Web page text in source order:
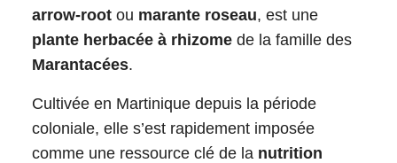
arrow-root ou marante roseau, est une
plante herbacée à rhizome de la famille des
Marantacées.
Cultivée en Martinique depuis la période
coloniale, elle s’est rapidement imposée
comme une ressource clé de la nutrition